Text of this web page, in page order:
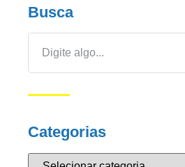
Busca
Categorias